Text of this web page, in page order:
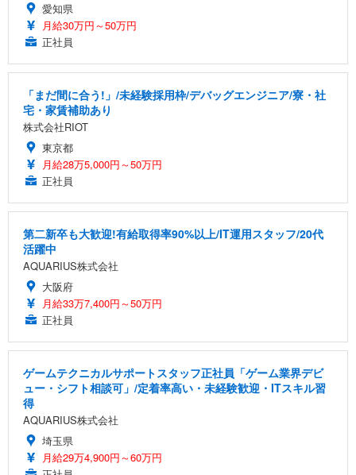
愛知県
月給30万円～50万円
正社員
「まだ間に合う!」/未経験採用枠/デバッグエンジニア/寮・社
宅・家賃補助あり
株式会社RIOT
東京都
月給28万5,000円～50万円
正社員
第二新卒も大歓迎!有給取得率90%以上/IT運用スタッフ/20代
活躍中
AQUARIUS株式会社
大阪府
月給33万7,400円～50万円
正社員
ゲームテクニカルサポートスタッフ正社員「ゲーム業界デビ
ュー・シフト相談可」/定着率高い・未経験歓迎・ITスキル習
得
AQUARIUS株式会社
埼玉県
月給29万4,900円～60万円